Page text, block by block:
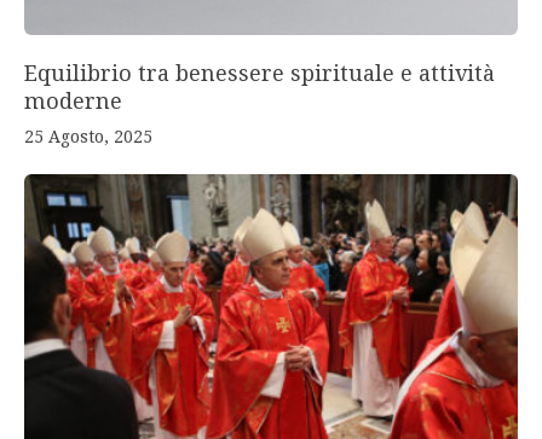
Equilibrio tra benessere spirituale e attività
moderne
25 Agosto, 2025